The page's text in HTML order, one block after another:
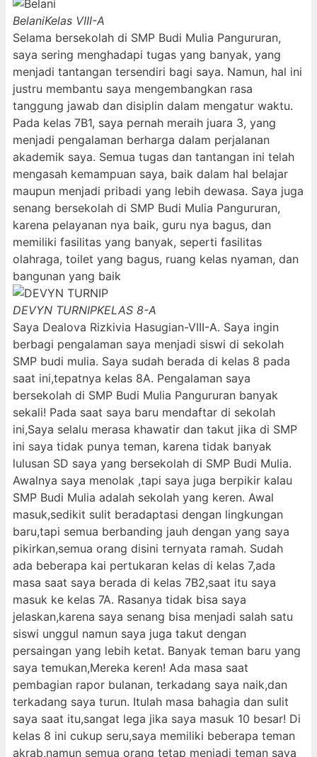
BelaniKelas VIII-A
Selama bersekolah di SMP Budi Mulia Pangururan,
saya sering menghadapi tugas yang banyak, yang
menjadi tantangan tersendiri bagi saya. Namun, hal ini
justru membantu saya mengembangkan rasa
tanggung jawab dan disiplin dalam mengatur waktu.
Pada kelas 7B1, saya pernah meraih juara 3, yang
menjadi pengalaman berharga dalam perjalanan
akademik saya. Semua tugas dan tantangan ini telah
mengasah kemampuan saya, baik dalam hal belajar
maupun menjadi pribadi yang lebih dewasa. Saya juga
senang bersekolah di SMP Budi Mulia Pangururan,
karena pelayanan nya baik, guru nya bagus, dan
memiliki fasilitas yang banyak, seperti fasilitas
olahraga, toilet yang bagus, ruang kelas nyaman, dan
bangunan yang baik
DEVYN TURNIPKELAS 8-A
Saya Dealova Rizkivia Hasugian-VIII-A. Saya ingin
berbagi pengalaman saya menjadi siswi di sekolah
SMP budi mulia. Saya sudah berada di kelas 8 pada
saat ini,tepatnya kelas 8A. Pengalaman saya
bersekolah di SMP Budi Mulia Pangururan banyak
sekali! Pada saat saya baru mendaftar di sekolah
ini,Saya selalu merasa khawatir dan takut jika di SMP
ini saya tidak punya teman, karena tidak banyak
lulusan SD saya yang bersekolah di SMP Budi Mulia.
Awalnya saya menolak ,tapi saya juga berpikir kalau
SMP Budi Mulia adalah sekolah yang keren. Awal
masuk,sedikit sulit beradaptasi dengan lingkungan
baru,tapi semua berbanding jauh dengan yang saya
pikirkan,semua orang disini ternyata ramah. Sudah
ada beberapa kai pertukaran kelas di kelas 7,ada
masa saat saya berada di kelas 7B2,saat itu saya
masuk ke kelas 7A. Rasanya tidak bisa saya
jelaskan,karena saya senang bisa menjadi salah satu
siswi unggul namun saya juga takut dengan
persaingan yang lebih ketat. Banyak teman baru yang
saya temukan,Mereka keren! Ada masa saat
pembagian rapor bulanan, terkadang saya naik,dan
terkadang saya turun. Itulah masa bahagia dan sulit
saya saat itu,sangat lega jika saya masuk 10 besar! Di
kelas 8 ini cukup seru,saya memiliki beberapa teman
akrab,namun semua orang tetap menjadi teman saya